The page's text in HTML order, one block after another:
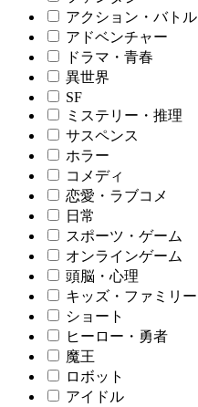
アクション・バトル
アドベンチャー
ドラマ・青春
異世界
SF
ミステリー・推理
サスペンス
ホラー
コメディ
恋愛・ラブコメ
日常
スポーツ・ゲーム
オンラインゲーム
頭脳・心理
キッズ・ファミリー
ショート
ヒーロー・勇者
魔王
ロボット
アイドル